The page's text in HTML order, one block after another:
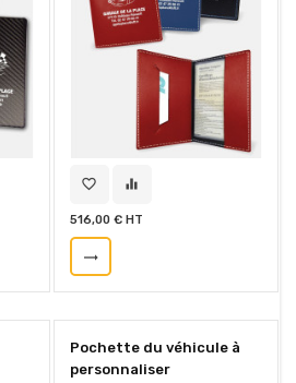
favorite_border equalizer
516,00 € HT
trending_flat
Pochette du véhicule à
personnaliser